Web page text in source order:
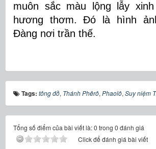
muôn sắc màu lộng lẫy
hương thơm. Đó là hình
Đàng nơi trần thế.
Tags: tông đồ, Thánh Phêrô, Phaolô, Suy niệm
Tổng số điểm của bài viết là: 0 trong 0 đánh giá
Click để đánh giá bài viết